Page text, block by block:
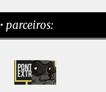
• parceiros: